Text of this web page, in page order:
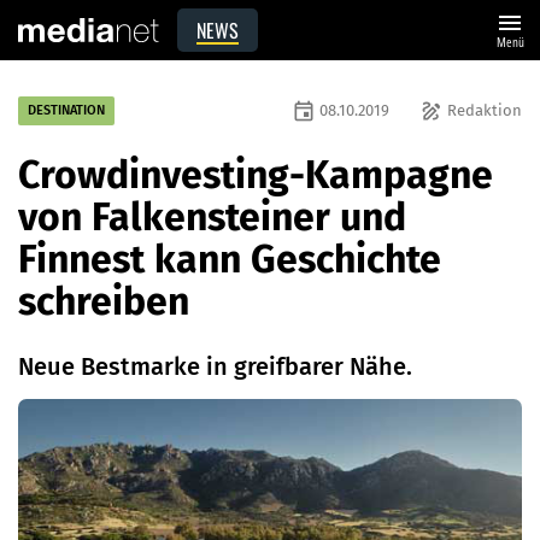
NEWS menu
Menü
DESTINATION draw Redaktion
event 08.10.2019
Crowdinvesting-Kampagne
von Falkensteiner und
Finnest kann Geschichte
schreiben
Neue Bestmarke in greifbarer Nähe.